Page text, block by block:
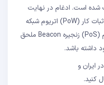
شده است. ادغام در نهایت
زمانی رخ می دهد که پروتکل فعلی اثبات کار (PoW) اتریوم شبکه
اصلی به شبکه بلاک چین اثبات سهام (PoS) زنجیره Beacon ملحق
ایران و
کنید.